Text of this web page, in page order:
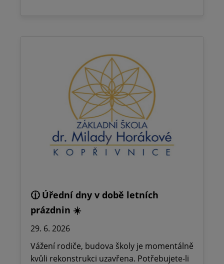
🕧 Úřední dny v době letních
prázdnin ☀️
29. 6. 2026
Vážení rodiče, budova školy je momentálně
kvůli rekonstrukci uzavřena. Potřebujete-li